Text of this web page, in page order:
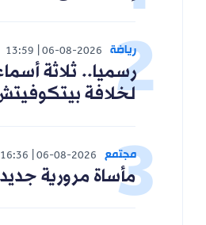
رياضة 06-08-2026
13:59
رسميا.. ثلاثة
لخلافة
مجتمع 06-08-2026
16:36
مأساة مرورية